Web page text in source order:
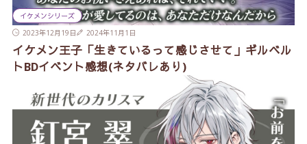
イケメンシリーズ
2023年12月19日
2024年11月1日
イケメン王子「生きているって感じさせて」ギルベル
トBDイベント感想(ネタバレあり)